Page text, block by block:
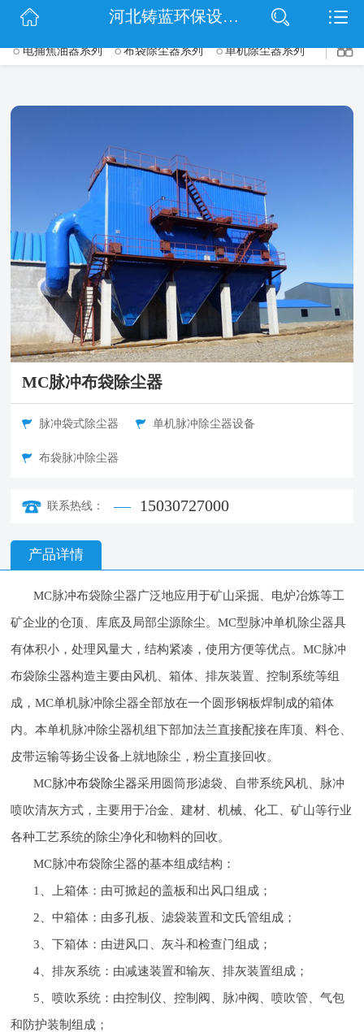
$(function() { $('.wrapper').navbarscroll(); });
网站首页
信息动态
扫码关注
联系我们
河北铸蓝环保设备有限公司
电捕焦油器系列 布袋除尘器系列 单机除尘器系列
木工除尘器系列 矿山除尘器系列 仓顶除尘器系列
UV光氧净化器系列 等离子净化器系列
MC脉冲布袋除尘器
脉冲袋式除尘器 单机脉冲除尘器设备
布袋脉冲除尘器
联系热线： 15030727000
产品详情
MC脉冲布袋除尘器广泛地应用于矿山采掘、电炉冶炼等工
矿企业的仓顶、库底及局部尘源除尘。MC型脉冲单机除尘器具
有体积小，处理风量大，结构紧凑，使用方便等优点。MC脉冲
布袋除尘器构造主要由风机、箱体、排灰装置、控制系统等组
成，MC单机脉冲除尘器全部放在一个圆形钢板焊制成的箱体
内。本单机脉冲除尘器机组下部加法兰直接配接在库顶、料仓、
皮带运输等扬尘设备上就地除尘，粉尘直接回收。
MC脉冲布袋除尘器采用圆筒形滤袋、自带系统风机、脉冲
喷吹清灰方式，主要用于冶金、建材、机械、化工、矿山等行业
各种工艺系统的除尘净化和物料的回收。
MC脉冲布袋除尘器的基本组成结构：
1、上箱体：由可掀起的盖板和出风口组成；
2、中箱体：由多孔板、滤袋装置和文氏管组成；
3、下箱体：由进风口、灰斗和检查门组成；
4、排灰系统：由减速装置和输灰、排灰装置组成；
5、喷吹系统：由控制仪、控制阀、脉冲阀、喷吹管、气包
和防护装制组成；